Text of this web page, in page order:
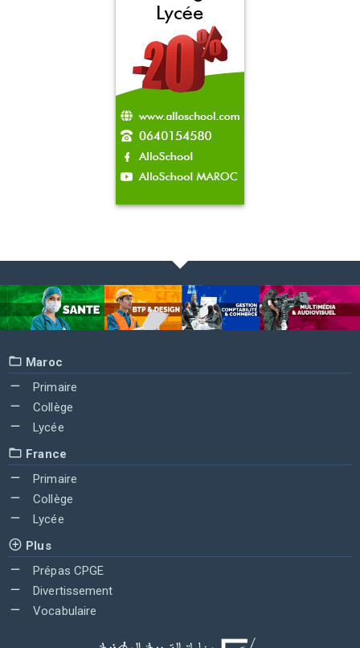
Maroc
Primaire
Collège
Lycée
France
Primaire
Collège
Lycée
Plus
Prépas CPGE
Divertissement
Vocabulaire